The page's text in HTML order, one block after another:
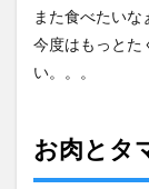
また食べたいな
今度はもっとた
い。。。
お肉とタ